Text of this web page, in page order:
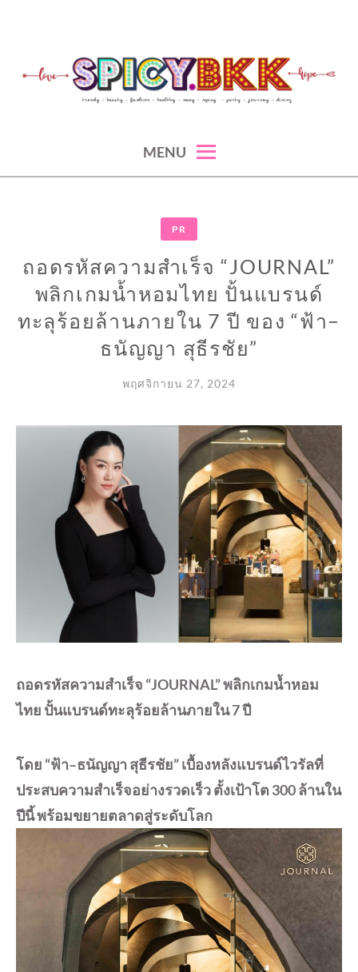
content
MENU
PR
ถอดรหัสความสำเร็จ “JOURNAL”
พลิกเกมน้ำหอมไทย ปั้นแบรนด์
ทะลุร้อยล้านภายใน 7 ปี ของ “ฟ้า–
ธนัญญา สุธีรชัย”
พฤศจิกายน 27, 2024
ถอดรหัสความสำเร็จ “JOURNAL” พลิกเกมน้ำหอม
ไทย ปั้นแบรนด์ทะลุร้อยล้านภายใน 7 ปี
โดย “ฟ้า–ธนัญญา สุธีรชัย” เบื้องหลังแบรนด์ไวรัลที่
ประสบความสำเร็จอย่างรวดเร็ว ตั้งเป้าโต 300 ล้านใน
ปีนี้ พร้อมขยายตลาดสู่ระดับโลก